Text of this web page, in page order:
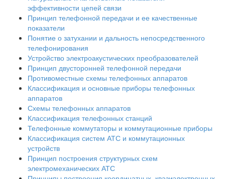
эффективности цепей связи
Принцип телефонной передачи и ее качественные
показатели
Понятие о затухании и дальность непосредственного
телефонирования
Устройство электроакустических преобразователей
Принцип двусторонней телефонной передачи
Противоместные схемы телефонных аппаратов
Классификация и основные приборы телефонных
аппаратов
Схемы телефонных аппаратов
Классификация телефонных станций
Телефонные коммутаторы и коммутационные приборы
Классификация систем АТС и коммутационных
устройств
Принцип построения структурных схем
электромеханических АТС